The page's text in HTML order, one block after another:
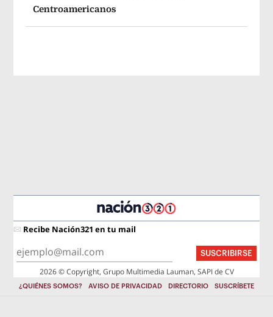
Centroamericanos
Recibe Nación321 en tu mail
SUSCRIBIRSE
2026 © Copyright, Grupo Multimedia Lauman, SAPI de CV
¿QUIÉNES SOMOS? AVISO DE PRIVACIDAD DIRECTORIO SUSCRÍBETE